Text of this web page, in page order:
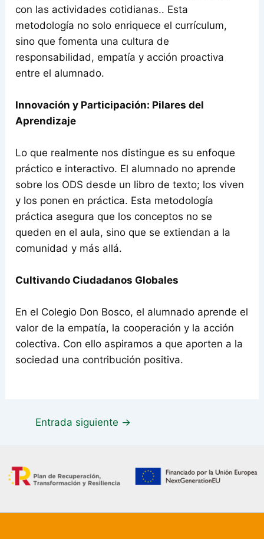
con las actividades cotidianas.. Esta
metodología no solo enriquece el currículum,
sino que fomenta una cultura de
responsabilidad, empatía y acción proactiva
entre el alumnado.
Innovación y Participación: Pilares del
Aprendizaje
Lo que realmente nos distingue es su enfoque
práctico e interactivo. El alumnado no aprende
sobre los ODS desde un libro de texto; los viven
y los ponen en práctica. Esta metodología
práctica asegura que los conceptos no se
queden en el aula, sino que se extiendan a la
comunidad y más allá.
Cultivando Ciudadanos Globales
En el Colegio Don Bosco, el alumnado aprende el
valor de la empatía, la cooperación y la acción
colectiva. Con ello aspiramos a que aporten a la
sociedad una contribución positiva.
Entrada siguiente →